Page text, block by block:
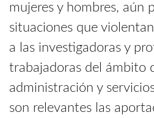
mujeres y hombres, aún
situaciones que
a las investigadoras y
trabajadoras del ámbito
administración y
son relevantes las